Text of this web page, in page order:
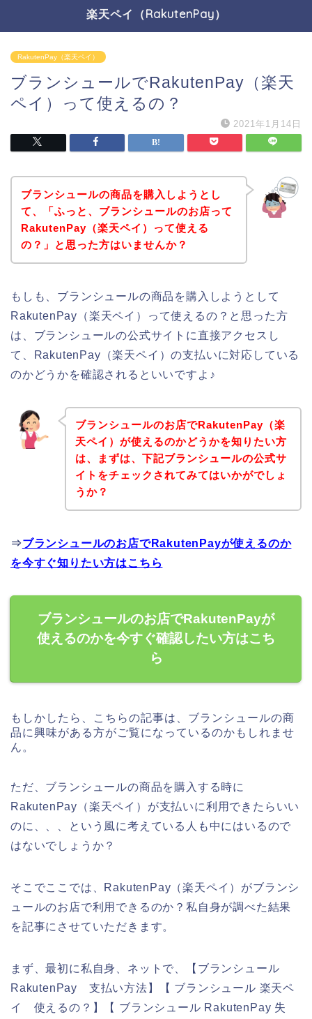
楽天ペイ（RakutenPay）
RakutenPay（楽天ペイ）
ブランシュールでRakutenPay（楽天
ペイ）って使えるの？
2021年1月14日
ブランシュールの商品を購入しようとし
て、「ふっと、ブランシュールのお店って
RakutenPay（楽天ペイ）って使える
の？」と思った方はいませんか？
もしも、ブランシュールの商品を購入しようとして
RakutenPay（楽天ペイ）って使えるの？と思った方
は、ブランシュールの公式サイトに直接アクセスし
て、RakutenPay（楽天ペイ）の支払いに対応している
のかどうかを確認されるといいですよ♪
ブランシュールのお店でRakutenPay（楽
天ペイ）が使えるのかどうかを知りたい方
は、まずは、下記ブランシュールの公式サ
イトをチェックされてみてはいかがでしょ
うか？
⇒ブランシュールのお店でRakutenPayが使えるのか
を今すぐ知りたい方はこちら
ブランシュールのお店でRakutenPayが
使えるのかを今すぐ確認したい方はこち
ら
もしかしたら、こちらの記事は、ブランシュールの商
品に興味がある方がご覧になっているのかもしれませ
ん。
ただ、ブランシュールの商品を購入する時に
RakutenPay（楽天ペイ）が支払いに利用できたらいい
のに、、、という風に考えている人も中にはいるので
はないでしょうか？
そこでここでは、RakutenPay（楽天ペイ）がブランシ
ュールのお店で利用できるのか？私自身が調べた結果
を記事にさせていただきます。
まず、最初に私自身、ネットで、【ブランシュール
RakutenPay 支払い方法】【 ブランシュール 楽天ペ
イ 使えるの？】【 ブランシュール RakutenPay 失